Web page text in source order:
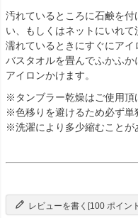
汚れているところに石鹸を
い、もしくはネットにいれて
濡れているときにすぐにアイ
バスタオルを畳んでふかふか
アイロンかけます。
※タンブラー乾燥はご使用頂
※色移りを避けるため必ず単
※洗濯により多少縮むことが
レビューを書く[100 ポイン